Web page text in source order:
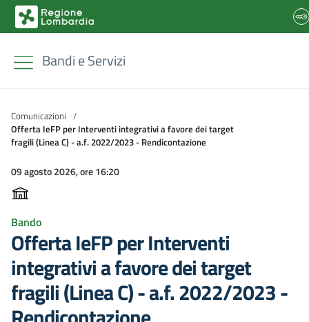
Bandi e Servizi
Comunicazioni /
Offerta IeFP per Interventi integrativi a favore dei target
fragili (Linea C) - a.f. 2022/2023 - Rendicontazione
09 agosto 2026, ore 16:20
Bando
Offerta IeFP per Interventi
integrativi a favore dei target
fragili (Linea C) - a.f. 2022/2023 -